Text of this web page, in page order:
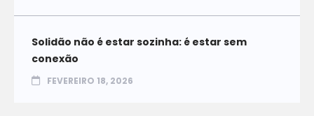
Solidão não é estar sozinha: é estar sem
conexão
FEVEREIRO 18, 2026